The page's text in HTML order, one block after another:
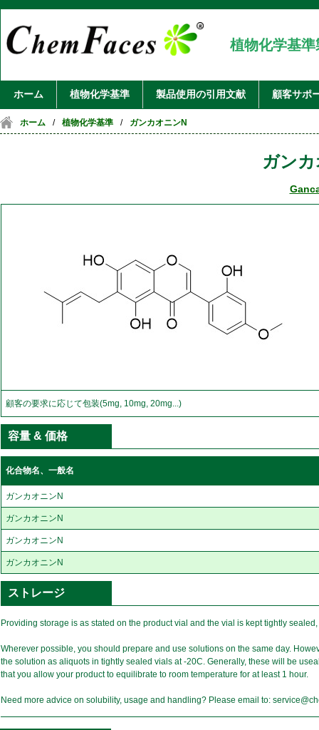
植物化学基準
ホーム 植物化学基準 製品使用の引用文献 顧客サポ
ホーム / 植物化学基準 / ガンカオニンN
ガン
顧客の要求に応じて包装(5mg, 10mg, 20mg...)
容量 & 価格
化合物名、一般名
ガンカオニンN
ガンカオニンN
ガンカオニンN
ガンカオニンN
ストレージ
Providing storage is as stated on the product vial and the vial is kept tightly
Wherever possible, you should prepare and use solutions on the same day.
the solution as aliquots in tightly sealed vials at -20C. Generally, these will be
that you allow your product to equilibrate to room temperature for at least 1 hour.
Need more advice on solubility, usage and handling? Please email to: